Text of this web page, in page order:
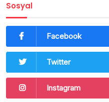
Sosyal
Facebook
Twitter
Instagram